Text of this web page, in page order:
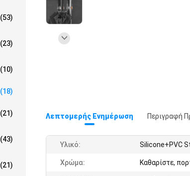
(53)
(23)
(10)
(18)
(21)
(43)
(21)
Λεπτομερής Ενημέρωση Περιγραφή
Υλικό: Silicone+PVC
Χρώμα: Καθαρίστε,